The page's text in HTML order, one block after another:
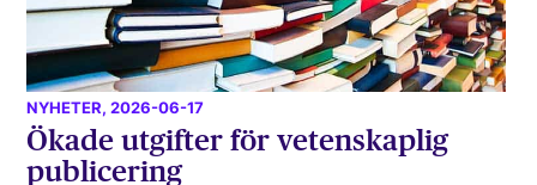
NYHETER, 2026-06-17
Ökade utgifter för vetenskaplig
publicering